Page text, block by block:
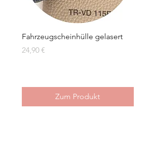
Fahrzeugscheinhülle gelasert
Preis
24,90 €
Zum Produkt